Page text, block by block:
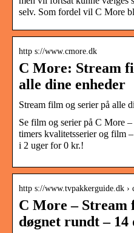
selv. Som fordel vil C More
http s://www.cmore.dk
C More: Stream
alle dine enheder
Stream film og serier på alle
Se film og serier på C More
timers kvalitetsserier og film
i 2 uger for 0 kr.!
http s://www.tvpakkerguide.dk ›
C More – Stream
døgnet rundt – 14